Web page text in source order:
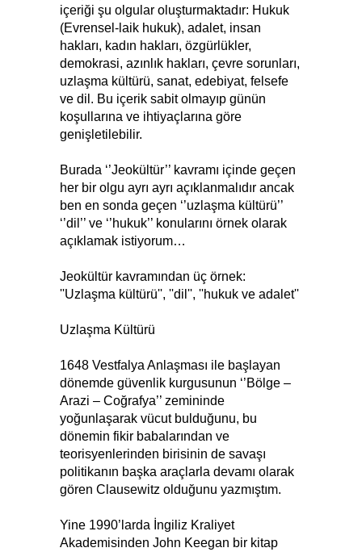
içeriği şu olgular oluşturmaktadır: Hukuk
(Evrensel-laik hukuk), adalet, insan
hakları, kadın hakları, özgürlükler,
demokrasi, azınlık hakları, çevre sorunları,
uzlaşma kültürü, sanat, edebiyat, felsefe
ve dil. Bu içerik sabit olmayıp günün
koşullarına ve ihtiyaçlarına göre
genişletilebilir.
Burada ‘’Jeokültür’’ kavramı içinde geçen
her bir olgu ayrı ayrı açıklanmalıdır ancak
ben en sonda geçen ‘’uzlaşma kültürü’’
‘’dil’’ ve ‘’hukuk’’ konularını örnek olarak
açıklamak istiyorum…
Jeokültür kavramından üç örnek:
''Uzlaşma kültürü'', ''dil'', ''hukuk ve adalet''
Uzlaşma Kültürü
1648 Vestfalya Anlaşması ile başlayan
dönemde güvenlik kurgusunun ‘’Bölge –
Arazi – Coğrafya’’ zemininde
yoğunlaşarak vücut bulduğunu, bu
dönemin fikir babalarından ve
teorisyenlerinden birisinin de savaşı
politikanın başka araçlarla devamı olarak
gören Clausewitz olduğunu yazmıştım.
Yine 1990’larda İngiliz Kraliyet
Akademisinden John Keegan bir kitap